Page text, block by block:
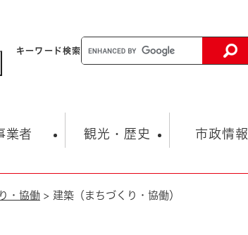
キーワード検索
生涯学習・スポーツ
業者
札・契約情報 まちづくり・協働
観光・歴史
観光スポット
市政情報
総合計画
オープンデータ
・協働 > 建築（まちづくり・協働）